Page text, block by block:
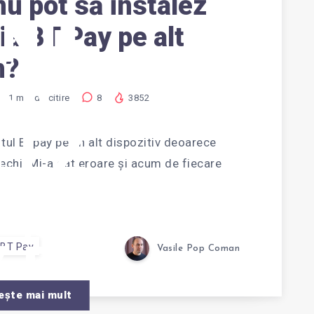
NU
PE
BT Pay pe alt
1 min de citire 8 3852
BTpay pe un alt dispozitiv deoarece
Mi-a dat eroare și acum de fiecare
BT Pay Vasile Pop Coman
mai mult